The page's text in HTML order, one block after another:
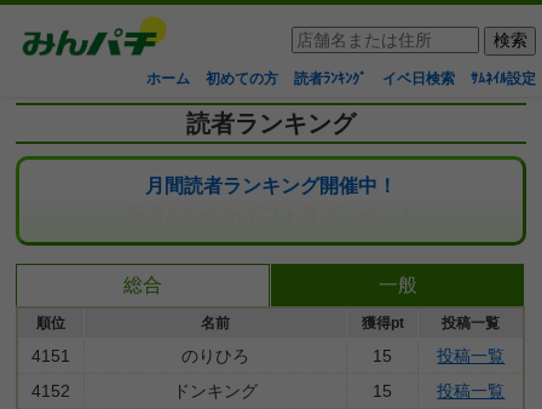
ホーム 初めての方 読者ﾗﾝｷﾝｸﾞ イベ日検索 ｻﾑﾈｲﾙ設定
読者ランキング
月間読者ランキング開催中！
総合 一般
順位 名前 獲得pt 投稿一覧
4151 のりひろ 15
投稿一覧
4152
ドンキング 15
投稿一覧